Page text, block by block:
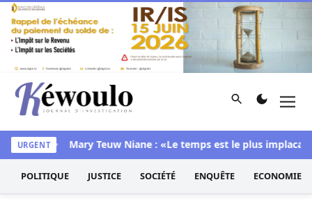
Aller au contenu
Kéwoulo, le premier site d'information et d'investigation
Rechercher
URGENT Mary Teuw Niane : «Le temps est le plus
POLITIQUE JUSTICE SOCIÉTÉ ENQUÊTE ECONOMIE